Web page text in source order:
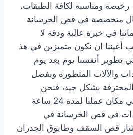
ومناسبة لكافة الطبقات،
متخصصة في قص الخرسانة
في خبرة عالية ودقة لا
أعيننا ان نكون متميزين في هذ
تطوير أنفسنا يوم بعد يوم
والآلات المتطورة وبفضل
بشكل جيد، فنحن
مستعدون ان نتواجد في مكان عملنا لمدة 24 ساعة
في قص الخرسانة في
قص السقف وطابوق الجدران